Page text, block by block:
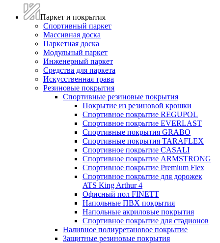
Паркет и покрытия
Спортивный паркет
Массивная доска
Паркетная доска
Модульный паркет
Инженерный паркет
Средства для паркета
Искусственная трава
Резиновые покрытия
Спортивные резиновые покрытия
Покрытие из резиновой крошки
Спортивное покрытие REGUPOL
Спортивное покрытие EVERLAST
Спортивные покрытия GRABO
Спортивные покрытия TARAFLEX
Спортивное покрытие CASALI
Спортивное покрытие ARMSTRONG
Спортивное покрытие Premium Flex
Спортивное покрытие для дорожек
ATS King Arthur 4
Офисный пол FINETT
Напольные ПВХ покрытия
Напольные акриловые покрытия
Спортивное покрытие для стадионов
Наливное полиуретановое покрытие
Защитные резиновые покрытия